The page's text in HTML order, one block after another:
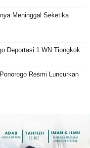
Meninggal Seketika
Deportasi 1 WN Tiongkok
Resmi Luncurkan